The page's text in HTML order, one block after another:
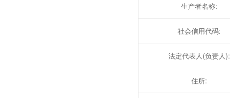
生产者名称:
社会信用代码:
法定代表人(负责人):
住所: